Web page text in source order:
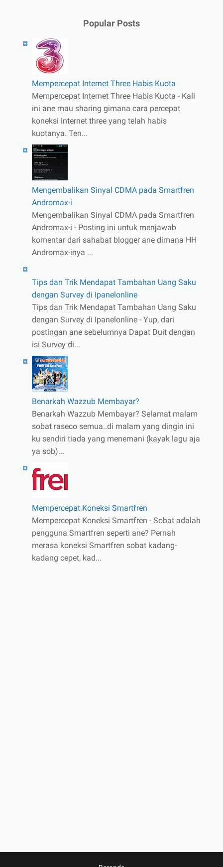
Popular Posts
Mempercepat Internet Three Habis Kuota
Mempercepat Internet Three Habis Kuota - Kali
ini ane mau sharing gimana cara percepat
koneksi internet three yang telah habis
kuotanya. Ten...
Mengembalikan Sinyal CDMA pada Smartfren
Andromax-i
Mengembalikan Sinyal CDMA pada Smartfren
Andromax-i - Posting ini untuk menjawab
komentar dari sahabat blogger ane dimana HH
Andromax-inya ...
Tips dan Trik Mendapat Tambahan Uang Saku
dengan Survey di Ipanelonline
Tips dan Trik Mendapat Tambahan Uang Saku
dengan Survey di Ipanelonline - Yup, dari
postingan ane sebelumnya Dapat Duit dengan
isi Survey di...
Benarkah Wazzub Membayar?
Benarkah Wazzub Membayar? Selamat malam
sobat raseco semua..di malam yang dingin ini
ku sendiri tiada yang menemani (kayak lagu aja
ya sob)...
Mempercepat Koneksi Smartfren
Mempercepat Koneksi Smartfren - Sobat adalah
pengguna Smartfren seperti ane? Pernah
merasa koneksi Smartfren sobat kadang-
kadang cepet, kad...